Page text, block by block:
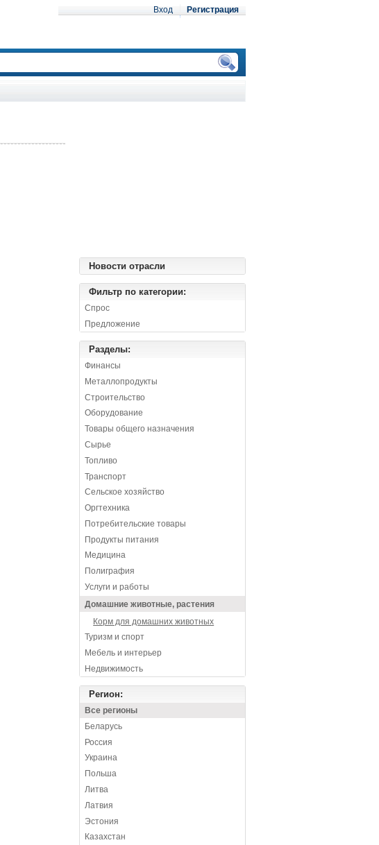
Вход Регистрация
Новости отрасли
Фильтр по категории:
Спрос
Предложение
Разделы:
Финансы
Металлопродукты
Строительство
Оборудование
Товары общего назначения
Сырье
Топливо
Транспорт
Сельское хозяйство
Оргтехника
Потребительские товары
Продукты питания
Медицина
Полиграфия
Услуги и работы
Домашние животные, растения
Корм для домашних животных
Туризм и спорт
Мебель и интерьер
Недвижимость
Регион:
Все регионы
Беларусь
Россия
Украина
Польша
Литва
Латвия
Эстония
Казахстан